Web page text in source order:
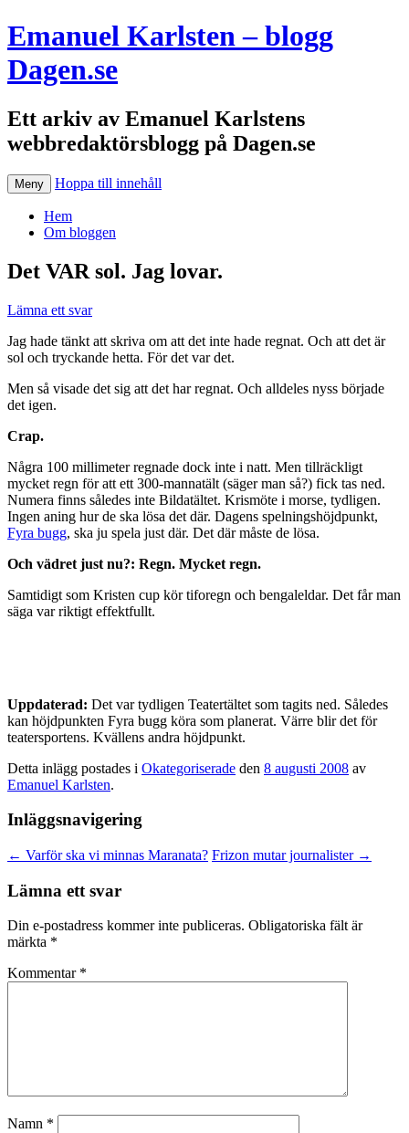
Emanuel Karlsten – blogg
Dagen.se
Ett arkiv av Emanuel Karlstens
webbredaktörsblogg på Dagen.se
Meny Hoppa till innehåll
Hem
Om bloggen
Det VAR sol. Jag lovar.
Lämna ett svar
Jag hade tänkt att skriva om att det inte hade regnat. Och att det är
sol och tryckande hetta. För det var det.
Men så visade det sig att det har regnat. Och alldeles nyss började
det igen.
Crap.
Några 100 millimeter regnade dock inte i natt. Men tillräckligt
mycket regn för att ett 300-mannatält (säger man så?) fick tas ned.
Numera finns således inte Bildatältet. Krismöte i morse, tydligen.
Ingen aning hur de ska lösa det där. Dagens spelningshöjdpunkt,
Fyra bugg, ska ju spela just där. Det där måste de lösa.
Och vädret just nu?: Regn. Mycket regn.
Samtidigt som Kristen cup kör tiforegn och bengaleldar. Det får man
säga var riktigt effektfullt.
Uppdaterad: Det var tydligen Teatertältet som tagits ned. Således
kan höjdpunkten Fyra bugg köra som planerat. Värre blir det för
teatersportens. Kvällens andra höjdpunkt.
Detta inlägg postades i Okategoriserade den 8 augusti 2008 av
Emanuel Karlsten.
Inläggsnavigering
← Varför ska vi minnas Maranata? Frizon mutar journalister →
Lämna ett svar
Din e-postadress kommer inte publiceras. Obligatoriska fält är
märkta *
Kommentar *
Namn *